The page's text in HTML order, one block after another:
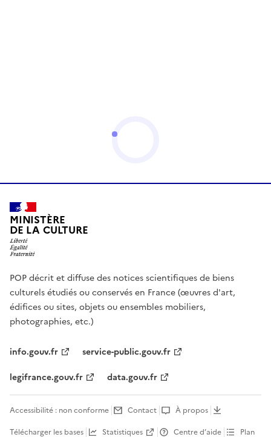
MINISTÈRE
DE LA CULTURE
POP décrit et diffuse des notices scientifiques de biens
culturels étudiés ou conservés en France (œuvres d'art,
édifices ou sites, objets ou ensembles mobiliers,
photographies, etc.)
info.gouv.fr
service-public.gouv.fr
legifrance.gouv.fr
data.gouv.fr
Accessibilité : non conforme Contact
À propos
Télécharger les bases
Statistiques Centre d’aide Plan